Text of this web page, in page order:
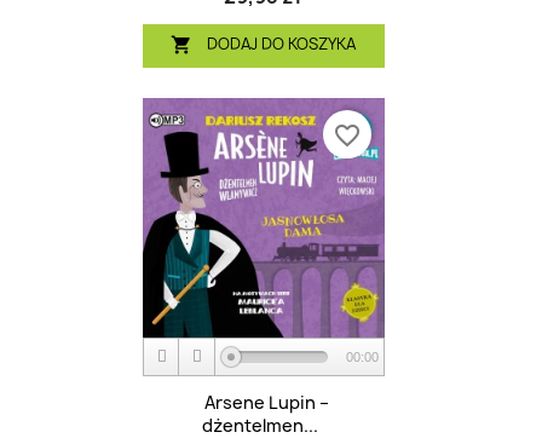
 DODAJ DO KOSZYKA
00:00
Arsene Lupin –
dżentelmen...
favorite_border